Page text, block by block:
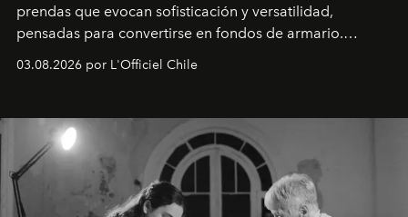
prendas que evocan sofisticación y versatilidad,
pensadas para convertirse en fondos de armario.
Disponible en Chile desde el 6 de agosto.
03.08.2026 por L'Officiel Chile